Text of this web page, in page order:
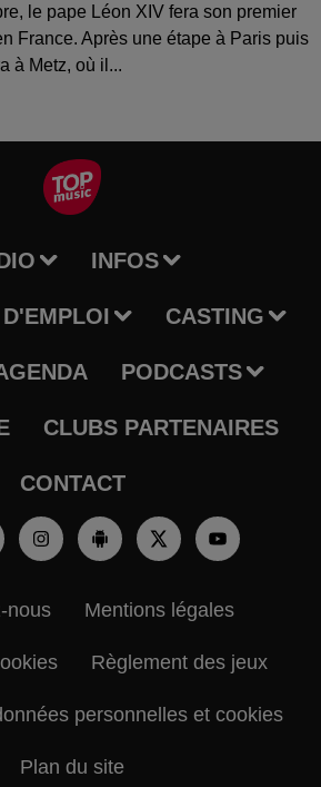
le pape Léon XIV fera son premier
France. Après une étape à Paris puis
à Metz, où il...
INFOS
CASTING
PODCASTS
CLUBS PARTENAIRES
CONTACT
nous Mentions légales
Règlement des jeux
personnelles et cookies
Plan du site